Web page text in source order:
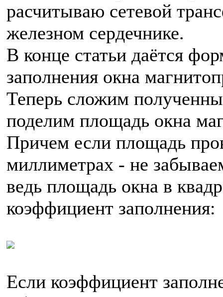
расчитываю сетевой
железном сердечнике.
В конце статьи даётся
заполнения окна
Теперь сложим
поделим площадь окна
Причем если площадь
миллиметрах - не
ведь площадь окна в
коэффициент заполнения:
Если коэффициент